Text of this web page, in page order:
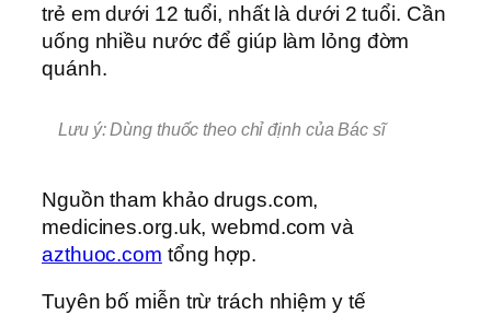
trẻ em dưới 12 tuổi, nhất là dưới 2 tuổi. Cần
uống nhiều nước để giúp làm lỏng đờm
quánh.
Lưu ý: Dùng thuốc theo chỉ định của Bác sĩ
Nguồn tham khảo drugs.com,
medicines.org.uk, webmd.com và
azthuoc.com tổng hợp.
Tuyên bố miễn trừ trách nhiệm y tế